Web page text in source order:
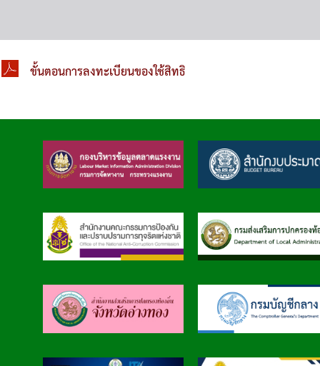
ขั้นตอนการลงทะเบียนของใช้สิทธิ